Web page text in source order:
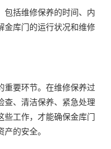
包括维修保养的时间、内
金库门的运行状况和维修
重要环节。在维修保养过
查、清洁保养、紧急处理
些工作，才能确保金库门
的安全。